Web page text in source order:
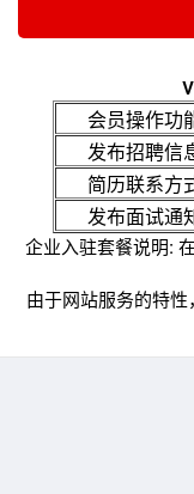
会员操作功
发布招聘信
简历联系方
发布面试通
企业入驻套餐说明:
由于网站服务的特